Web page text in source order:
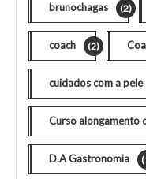
brunochagas (2)
coach (2)
cuidados com a pele
Curso alongamento
D.A Gastronomia